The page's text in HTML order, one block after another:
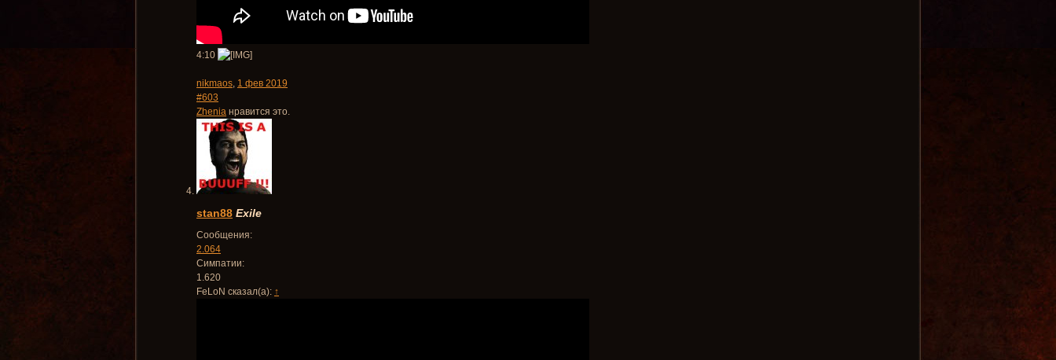
4:10
nikmaos, 1 фев 2019
#603
Zhenia нравится это.
stan88 Exile
Сообщения:
2.064
Симпатии:
1.620
FeLoN сказал(а): ↑